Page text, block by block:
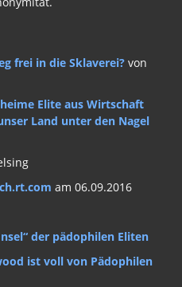
frei in die Sklaverei? von
Elite aus Wirtschaft
Land unter den Nagel
am 06.09.2016
der pädophilen Eliten
ist voll von Pädophilen